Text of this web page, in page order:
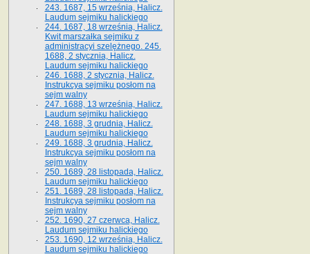
243. 1687, 15 września, Halicz.
Laudum sejmiku halickiego
244. 1687, 18 września, Halicz.
Kwit marszałka sejmiku z
administracyi szelężnego. 245.
1688, 2 stycznia, Halicz.
Laudum sejmiku halickiego
246. 1688, 2 stycznia, Halicz.
Instrukcya sejmiku posłom na
sejm walny
247. 1688, 13 września, Halicz.
Laudum sejmiku halickiego
248. 1688, 3 grudnia, Halicz.
Laudum sejmiku halickiego
249. 1688, 3 grudnia, Halicz.
Instrukcya sejmiku posłom na
sejm walny
250. 1689, 28 listopada, Halicz.
Laudum sejmiku halickiego
251. 1689, 28 listopada, Halicz.
Instrukcya sejmiku posłom na
sejm walny
252. 1690, 27 czerwca, Halicz.
Laudum sejmiku halickiego
253. 1690, 12 września, Halicz.
Laudum sejmiku halickiego